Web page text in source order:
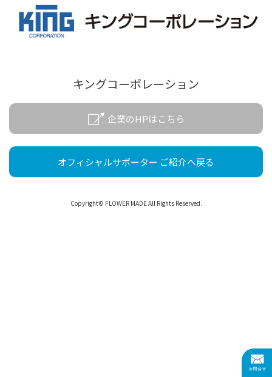
キングコーポレーション
企業のHPはこちら
オフィシャルサポーター ご紹介へ戻る
Copyright© FLOWER MADE All Rights Reserved.